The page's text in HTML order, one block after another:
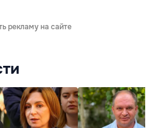
рекламу на сайте